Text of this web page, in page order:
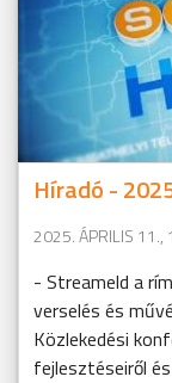
Híradó -
2025. ÁPRILIS 11.,
- Streameld a
verselés és
Közlekedési
fejlesztéseiről és